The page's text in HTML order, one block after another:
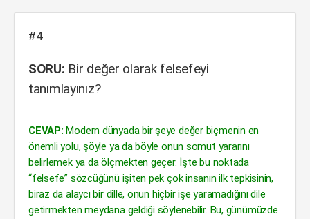
#4
SORU: Bir değer olarak felsefeyi
tanımlayınız?
CEVAP: Modern dünyada bir şeye değer biçmenin en
önemli yolu, şöyle ya da böyle onun somut yararını
belirlemek ya da ölçmekten geçer. İşte bu noktada
“felsefe” sözcüğünü işiten pek çok insanın ilk tepkisinin,
biraz da alaycı bir dille, onun hiçbir işe yaramadığını dile
getirmekten meydana geldiği söylenebilir. Bu, günümüzde